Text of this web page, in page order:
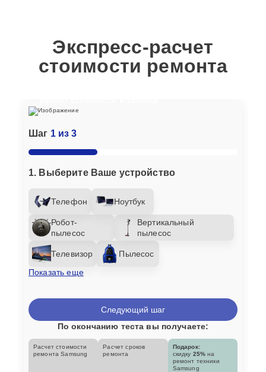
Экспресс-расчет
стоимости ремонта
Шаг 1 из 3
1. Выберите Ваше устройство
Телефон Ноутбук
Робот-
пылесос
Вертикальный
пылесос
Телевизор
Пылесос
Показать еще
Следующий шаг
По окончанию теста вы получаете:
Расчет стоимости
ремонта Samsung
Расчет сроков
ремонта
Подарок:
скидку 25% на
ремонт техники
Samsung